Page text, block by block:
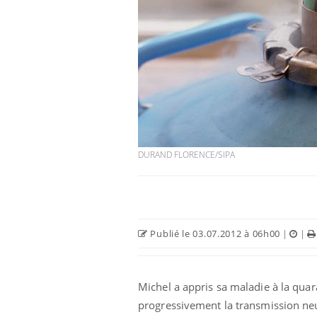
DURAND FLORENCE/SIPA
Publié le 03.07.2012 à 06h00 | |
Michel a appris sa maladie à la
progressivement la transmission
Hantavirus : un cas
détecté chez un touriste
rapport s’interroge sur
son taux élevé en France